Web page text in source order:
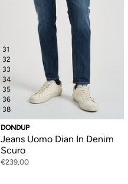
31
32
33
34
35
36
38
DONDUP
Jeans Uomo Dian In Denim
Scuro
€239,00